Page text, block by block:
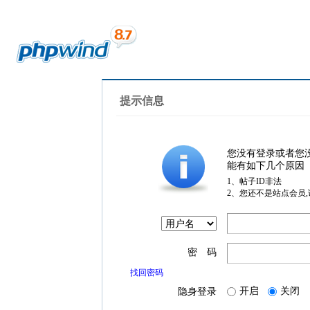
提示信息
您没有登录或者您
能有如下几个原因
1、帖子ID非法
2、您还不是站点会员
密 码
找回密码
隐身登录 开启 关闭